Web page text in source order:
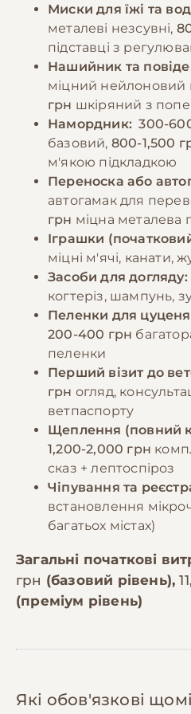
🎁 −10% на
розколотися та
🎁 −10% на
За промокодом E-PET
Миски для їжі та
металеві незсувні,
підставці з
Нашийник та
міцний нейлоновий
грн шкіряний з
Намордник: 300-
базовий, 800-1,500
м'якою підкладкою
Переноска або
автогамак для
грн міцна металева
Іграшки
міцні м'ячі, канати,
Засоби для догляду:
когтеріз, шампунь,
Пеленки для
200-400 грн
пеленки
Перший візит до
грн огляд,
ветпаспорту
Щеплення (повний
1,200-2,000 грн
сказ + лептоспіроз
Чіпування та
встановлення
багатьох містах)
Загальні початкові
грн (базовий рівень),
(преміум рівень)
Які обов'язкові